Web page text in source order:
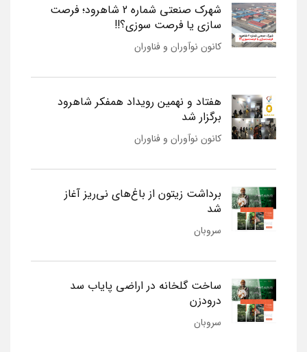
شهرک صنعتی شماره 2 شاهرود؛ فرصت
سازی یا فرصت سوزی؟!!
کانون نوآوران و فناوران
هفتاد و نهمین رویداد همفکر شاهرود
برگزار شد
کانون نوآوران و فناوران
برداشت زیتون از باغ‌های نی‌ریز آغاز
شد
سروبان
ساخت گلخانه در اراضی پایاب سد
درودزن
سروبان